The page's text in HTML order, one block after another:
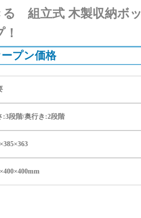
る 組立式 木製収納ボッ
プン価格
:3段階/奥行き:2段階